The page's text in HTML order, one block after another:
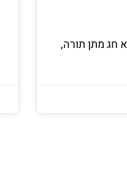
חג מתן תורה,